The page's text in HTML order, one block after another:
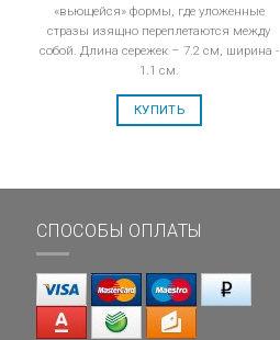
«вьющейся» формы, где уложенные
стразы изящно переплетаются между
собой. Длина сережек – 7.2 см, ширина -
1.1 см.
КУПИТЬ
СПОСОБЫ ОПЛАТЫ